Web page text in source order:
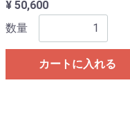
¥ 50,600
数量
カートに入れる